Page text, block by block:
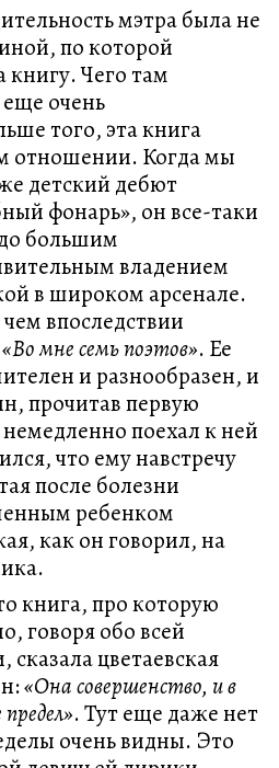
мэтра была не
по которой
Чего там
еще очень
того, эта книга
отношении. Когда мы
детский дебют
фонарь», он все-таки
большим
владением
в широком арсенале.
впоследствии
«Во мне семь поэтов». Ее
и разнообразен, и
прочитав первую
поехал к ней
что ему навстречу
после болезни
ребенком
как он говорил, на
книга, про которую
говоря обо всей
сказала цветаевская
«Она совершенство, и в
. Тут еще даже нет
очень видны. Это